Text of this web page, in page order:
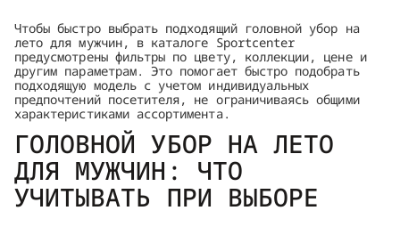
Чтобы быстро выбрать подходящий головной убор на
лето для мужчин, в каталоге Sportcenter
предусмотрены фильтры по цвету, коллекции, цене и
другим параметрам. Это помогает быстро подобрать
подходящую модель с учетом индивидуальных
предпочтений посетителя, не ограничиваясь общими
характеристиками ассортимента.
ГОЛОВНОЙ УБОР НА ЛЕТО
ДЛЯ МУЖЧИН: ЧТО
УЧИТЫВАТЬ ПРИ ВЫБОРЕ